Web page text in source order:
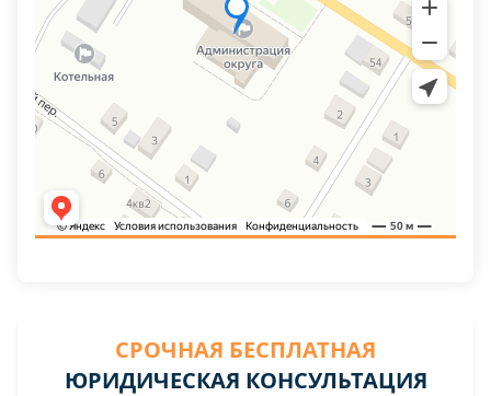
СРОЧНАЯ БЕСПЛАТНАЯ
ЮРИДИЧЕСКАЯ КОНСУЛЬТАЦИЯ